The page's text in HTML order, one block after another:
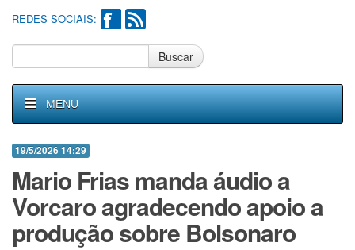
REDES SOCIAIS:
Buscar
MENU
19/5/2026 14:29
Mario Frias manda áudio a
Vorcaro agradecendo apoio a
produção sobre Bolsonaro